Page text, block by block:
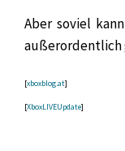
Aber soviel
außerordentlich
[xboxblog.at]
[XboxLIVEUpdate]